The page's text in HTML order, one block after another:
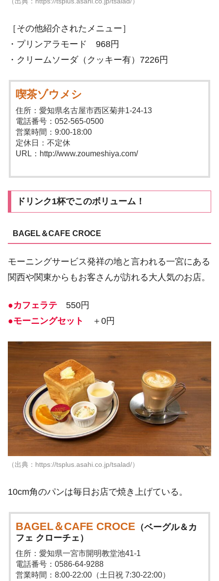
［その他紹介されたメニュー］
・プリンアラモード 968円
・クリームソーダ（クッキー有）7226円
喫茶ゾウメシ
住所：愛知県名古屋市西区菊井1-24-13
電話番号：052-565-0500
営業時間：9:00-18:00
定休日：不定休
URL：http://www.zoumeshiya.com/
ドリンク1杯でこのボリューム！
BAGEL＆CAFE CROCE
モーニングサービス発祥の地と言われる一宮にある
関西や関東からもお客さんが訪れる大人気のお店。
●カフェラテ 550円
●モーニングセット
＋0円
（出典：https://tsplus.asahi.co.jp/tsalad/）
10cm角のパンは毎日お店で焼き上げている。
BAGEL＆CAFE CROCE （ベーグル＆カ
フェ クローチェ）
住所：愛知県一宮市開明教堂池41-1
電話番号：0586-64-9288
営業時間：8:00-22:00（土日祝 7:30-22:00）